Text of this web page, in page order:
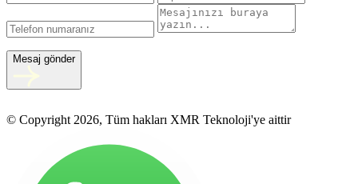
Mesaj gönder
© Copyright 2026, Tüm hakları XMR Teknoloji'ye aittir